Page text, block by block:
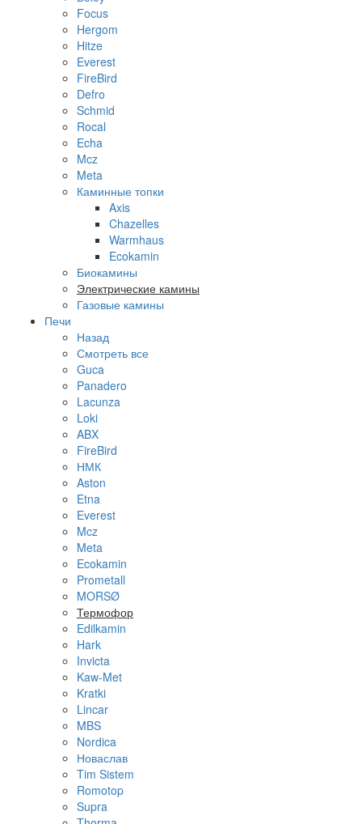
Focus
Hergom
Hitze
Everest
FireBird
Defro
Schmid
Rocal
Echa
Mcz
Meta
Каминные топки
Axis
Chazelles
Warmhaus
Ecokamin
Биокамины
Электрические камины
Газовые камины
Печи
Назад
Смотреть все
Guca
Panadero
Lacunza
Loki
ABX
FireBird
НМК
Aston
Etna
Everest
Mcz
Meta
Ecokamin
Prometall
MORSØ
Термофор
Edilkamin
Hark
Invicta
Kaw-Met
Kratki
Lincar
MBS
Nordica
Новаслав
Tim Sistem
Romotop
Supra